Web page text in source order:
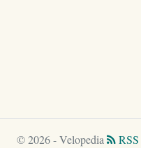
© 2026 - Velopedia RSS